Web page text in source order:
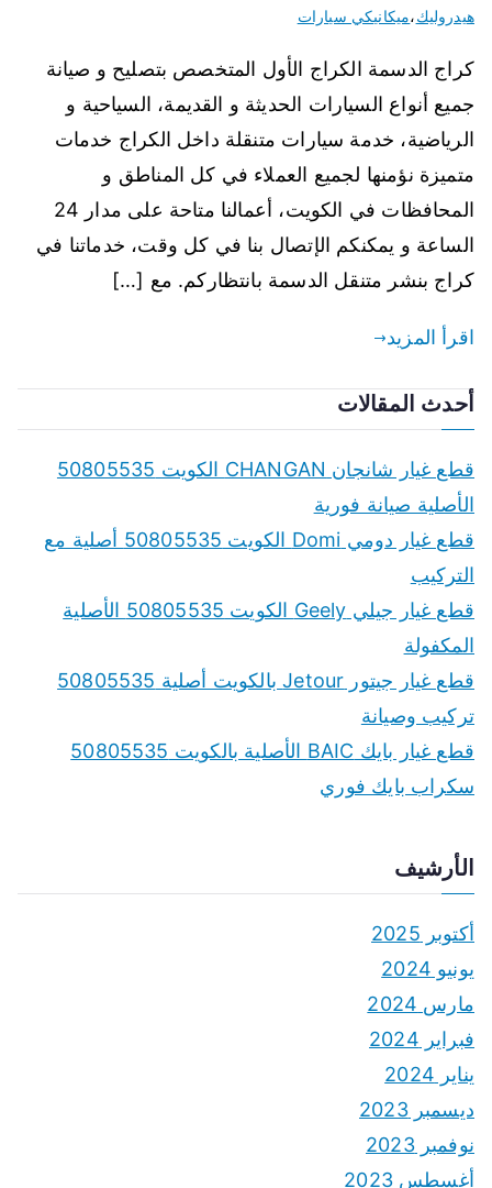
هيدروليك،ميكانيكي سيارات
كراج الدسمة الكراج الأول المتخصص بتصليح و صيانة
جميع أنواع السيارات الحديثة و القديمة، السياحية و
الرياضية، خدمة سيارات متنقلة داخل الكراج خدمات
متميزة نؤمنها لجميع العملاء في كل المناطق و
المحافظات في الكويت، أعمالنا متاحة على مدار 24
الساعة و يمكنكم الإتصال بنا في كل وقت، خدماتنا في
كراج بنشر متنقل الدسمة بانتظاركم. مع […]
اقرأ المزيد
أحدث المقالات
قطع غيار شانجان CHANGAN الكويت 50805535
الأصلية صيانة فورية
قطع غيار دومي Domi الكويت 50805535 أصلية مع
التركيب
قطع غيار جيلي Geely الكويت 50805535 الأصلية
المكفولة
قطع غيار جيتور Jetour بالكويت أصلية 50805535
تركيب وصيانة
قطع غيار بايك BAIC الأصلية بالكويت 50805535
سكراب بايك فوري
الأرشيف
أكتوبر 2025
يونيو 2024
مارس 2024
فبراير 2024
يناير 2024
ديسمبر 2023
نوفمبر 2023
أغسطس 2023